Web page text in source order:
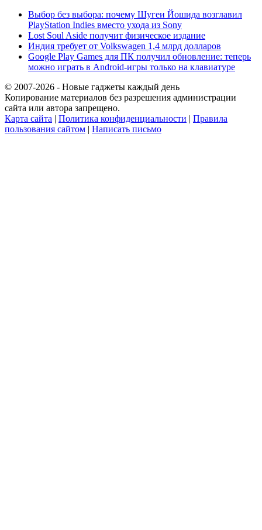
Выбор без выбора: почему Шугеи Йошида возглавил
PlayStation Indies вместо ухода из Sony
Lost Soul Aside получит физическое издание
Индия требует от Volkswagen 1,4 млрд долларов
Google Play Games для ПК получил обновление: теперь
можно играть в Android-игры только на клавиатуре
© 2007-2026 - Новые гаджеты каждый день
Копирование материалов без разрешения администрации
сайта или автора запрещено.
Карта сайта | Политика конфиденциальности | Правила
пользования сайтом | Написать письмо